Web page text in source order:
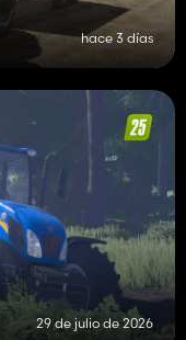
hace 3 días
29 de julio de 2026